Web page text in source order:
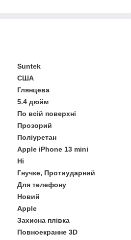
Suntek
США
Глянцева
5.4 дюйм
По всій поверхні
Прозорий
Поліуретан
Apple iPhone 13 mini
Ні
Гнучке, Протиударний
Для телефону
Новий
Apple
Захисна плівка
Повноекранне 3D